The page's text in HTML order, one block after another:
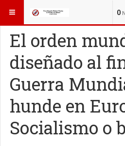
0
ESTÁ AQUÍ: COLABORACIONES
El orden
diseñado al
Guerra
hunde en
Socialismo o